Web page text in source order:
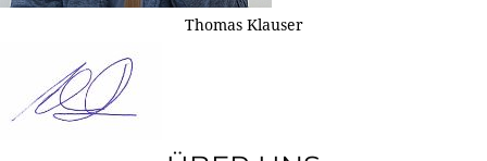
Thomas Klauser